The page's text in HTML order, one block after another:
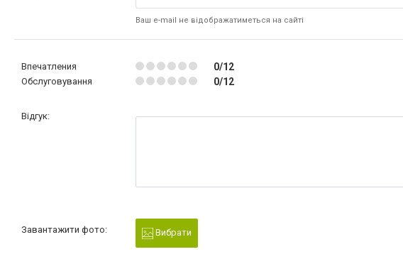
Ваш e-mail не відображатиметься на сайті
Впечатления 0/12
Обслуговування 0/12
Відгук:
Завантажити фото: Вибрати